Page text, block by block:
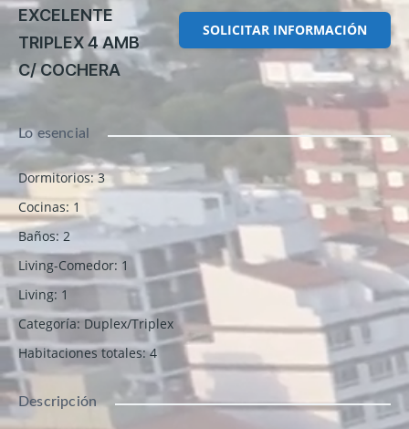
EXCELENTE
TRIPLEX 4 AMB
C/ COCHERA
SOLICITAR INFORMACIÓN
Lo esencial
Dormitorios: 3
Cocinas: 1
Baños: 2
Living-Comedor: 1
Living: 1
Categoría: Duplex/Triplex
Habitaciones totales: 4
Descripción